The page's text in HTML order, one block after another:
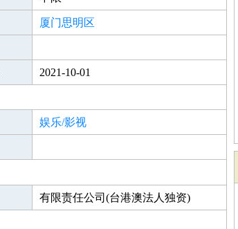
厦门思明区
2021-10-01
娱乐/影视
有限责任公司(台港澳法人独资)